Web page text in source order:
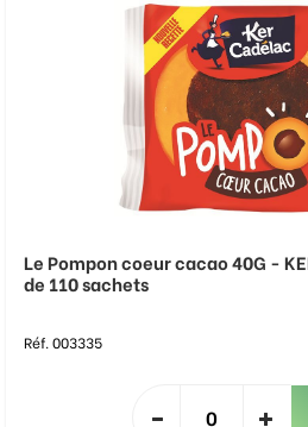
Le Pompon coeur cacao 40G -
de 110 sachets
Réf. 003335